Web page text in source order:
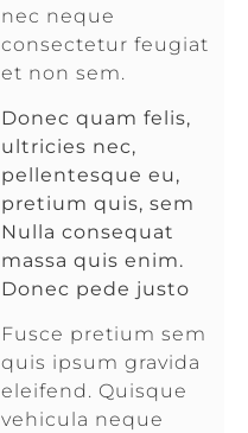
nec neque
consectetur feugiat
et non sem.
Donec quam felis,
ultricies nec,
pellentesque eu,
pretium quis, sem
Nulla consequat
massa quis enim.
Donec pede justo
Fusce pretium sem
quis ipsum gravida
eleifend. Quisque
vehicula neque